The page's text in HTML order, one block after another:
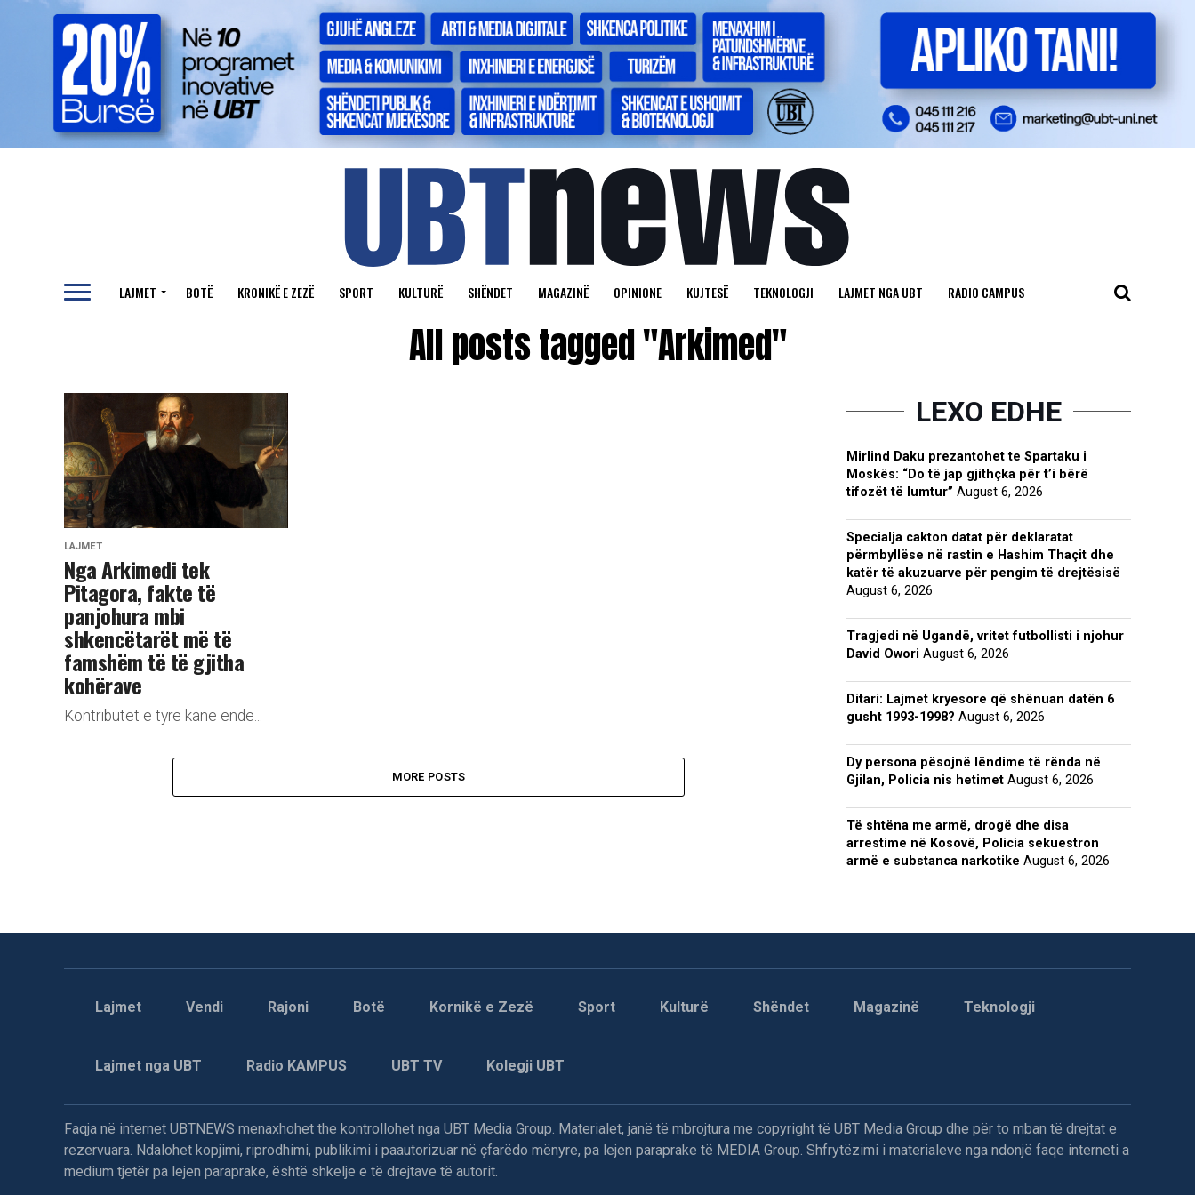
LAJMET BOTË KRONIKË E ZEZË SPORT KULTURË SHËNDET MAGAZINË OPINIONE KUJTESË TEKNOLOGJI LAJMET NGA UBT RADIO CAMPUS
All posts tagged "Arkimed"
LAJMET
Nga Arkimedi tek
Pitagora, fakte të
panjohura mbi
shkencëtarët më të
famshëm të të gjitha
kohërave
Kontributet e tyre kanë ende...
MORE POSTS
LEXO EDHE
Mirlind Daku prezantohet te Spartaku i
Moskës: “Do të jap gjithçka për t’i bërë
tifozët të lumtur” August 6, 2026
Specialja cakton datat për deklaratat
përmbyllëse në rastin e Hashim Thaçit dhe
katër të akuzuarve për pengim të drejtësisë
August 6, 2026
Tragjedi në Ugandë, vritet futbollisti i njohur
David Owori August 6, 2026
Ditari: Lajmet kryesore që shënuan datën 6
gusht 1993-1998? August 6, 2026
Dy persona pësojnë lëndime të rënda në
Gjilan, Policia nis hetimet August 6, 2026
Të shtëna me armë, drogë dhe disa
arrestime në Kosovë, Policia sekuestron
armë e substanca narkotike August 6, 2026
Lajmet Vendi Rajoni Botë Kornikë e Zezë Sport Kulturë Shëndet Magazinë Teknologji
Lajmet nga UBT Radio KAMPUS UBT TV Kolegji UBT
Faqja në internet UBTNEWS menaxhohet the kontrollohet nga UBT Media Group. Materialet, janë të mbrojtura me copyright të UBT Media Group dhe për to mban të drejtat e
rezervuara. Ndalohet kopjimi, riprodhimi, publikimi i paautorizuar në çfarëdo mënyre, pa lejen paraprake të MEDIA Group. Shfrytëzimi i materialeve nga ndonjë faqe interneti a
medium tjetër pa lejen paraprake, është shkelje e të drejtave të autorit.